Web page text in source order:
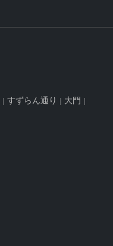
すずらん通り
大門